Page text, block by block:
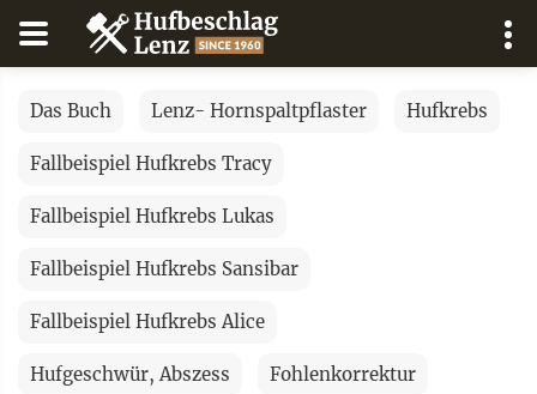
Das Buch Lenz- Hornspaltpflaster Hufkrebs
Fallbeispiel Hufkrebs Tracy
Fallbeispiel Hufkrebs Lukas
Fallbeispiel Hufkrebs Sansibar
Fallbeispiel Hufkrebs Alice
Hufgeschwür, Abszess Fohlenkorrektur